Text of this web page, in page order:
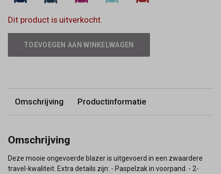
Dit product is uitverkocht.
TOEVOEGEN AAN WINKELWAGEN
Omschrijving Productinformatie
Omschrijving
Deze mooie ongevoerde blazer is uitgevoerd in een zwaardere
travel-kwaliteit. Extra details zijn: - Paspelzak in voorpand. - 2-